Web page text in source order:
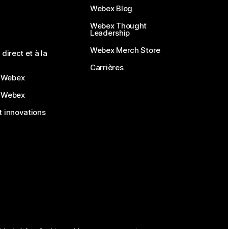
direct et à la
innovations
Webex Blog
Webex Thought
Leadership
Webex Merch Store
Carrières